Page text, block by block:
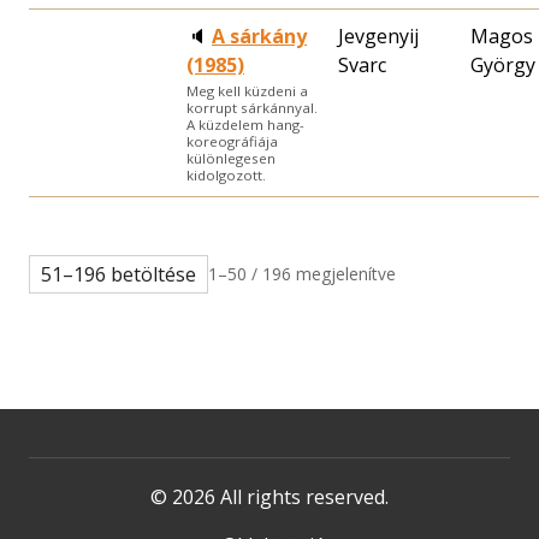
🔈 A sárkány
(1985)
Meg kell küzdeni a
korrupt sárkánnyal.
A küzdelem hang-
koreográfiája
különlegesen
kidolgozott.
Jevgenyij
Svarc
Magos
György
51–196 betöltése 1–50 / 196 megjelenítve
© 2026 All rights reserved.